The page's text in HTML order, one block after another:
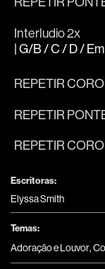
Interludio 2x
| G/B / C / D / Em
REPETIR CORO
REPETIR
REPETIR
Escritoras:
Elyssa Smith
Temas:
Adoração e Louvor,